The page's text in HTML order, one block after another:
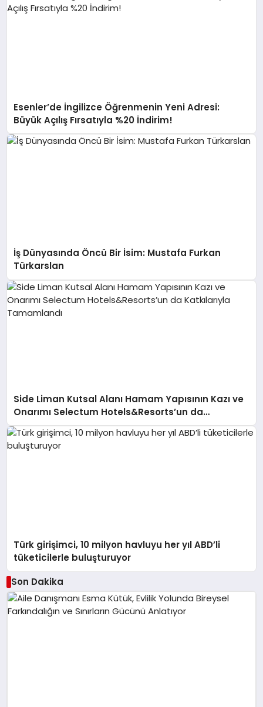
Esenler’de İngilizce Öğrenmenin Yeni Adresi:
Büyük Açılış Fırsatıyla %20 İndirim!
İş Dünyasında Öncü Bir İsim: Mustafa Furkan
Türkarslan
Side Liman Kutsal Alanı Hamam Yapısının Kazı ve
Onarımı Selectum Hotels&Resorts’un da
Katkılarıyla Tamamlandı
Türk girişimci, 10 milyon havluyu her yıl ABD’li
tüketicilerle buluşturuyor
Son Dakika